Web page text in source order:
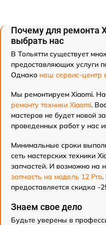
Почему для ремонта
выбрать нас
В Тольятти существует
предоставляющих услуги
Однако наш сервис-центр
Мы ремонтируем Xiaomi.
ремонту техники Xiaomi.
мастеров не будет новой
проведенных работ у нас
Минимальные сроки
сеть мастерских техники
запчастей. И возможно на
запчасть на модель 12 Pro.
предоставляется скидка -
Знаем свое дело
Будьте уверены в